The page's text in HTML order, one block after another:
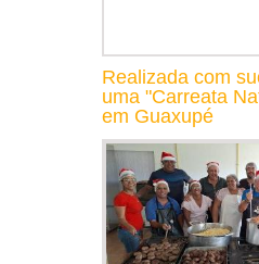
Realizada com
uma "Carreata
em Guaxupé